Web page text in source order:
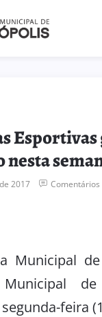
2017 Comentários
Municipal
de
feira